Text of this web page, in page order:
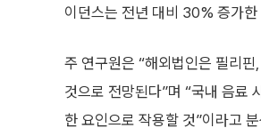
이던스는 전년 대비 30% 증가
주 연구원은 “해외법인은 필리
것으로 전망된다”며 “국내 음료
한 요인으로 작용할 것”이라고